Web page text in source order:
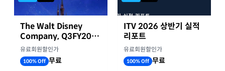
The Walt Disney
Company, Q3FY2026
실적자료
유료회원할인가
100% Off 무료
ITV 2026 상반기 실적
리포트
유료회원할인가
100% Off 무료